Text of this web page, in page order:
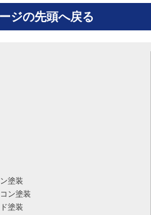
ジの先頭へ戻る
塗装
ン塗装
塗装